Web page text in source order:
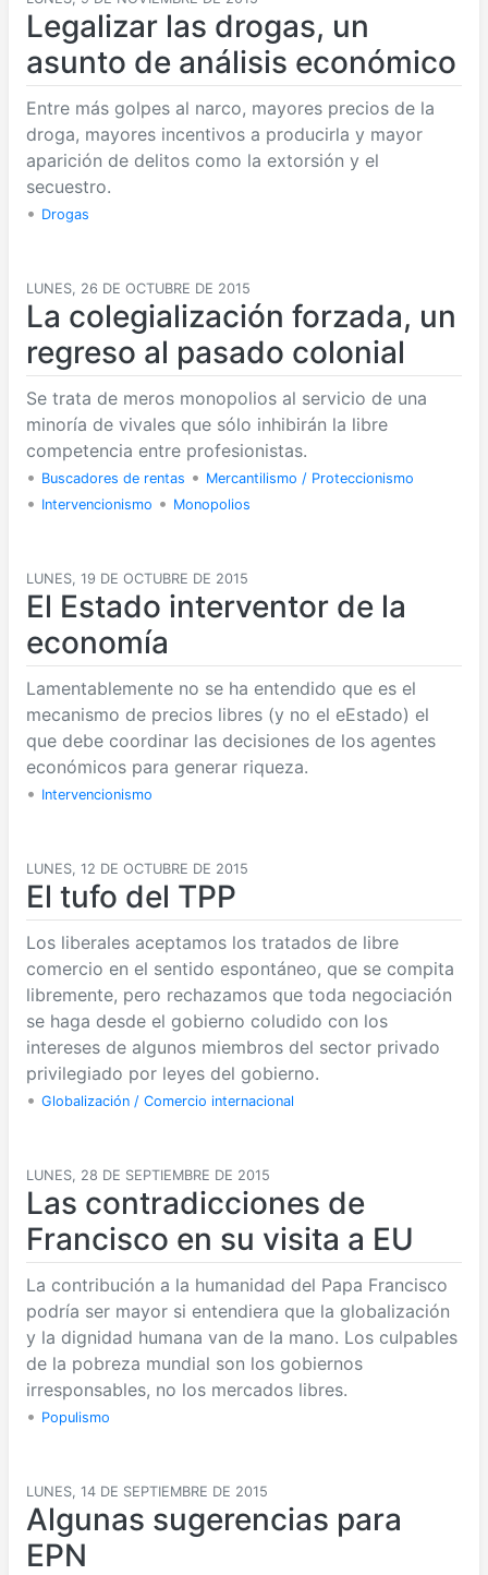
Legalizar las drogas, un
asunto de análisis económico
Entre más golpes al narco, mayores precios de la
droga, mayores incentivos a producirla y mayor
aparición de delitos como la extorsión y el
secuestro.
• Drogas
LUNES, 26 DE OCTUBRE DE 2015
La colegialización forzada, un
regreso al pasado colonial
Se trata de meros monopolios al servicio de una
minoría de vivales que sólo inhibirán la libre
competencia entre profesionistas.
• Buscadores de rentas • Mercantilismo / Proteccionismo
• Intervencionismo • Monopolios
LUNES, 19 DE OCTUBRE DE 2015
El Estado interventor de la
economía
Lamentablemente no se ha entendido que es el
mecanismo de precios libres (y no el eEstado) el
que debe coordinar las decisiones de los agentes
económicos para generar riqueza.
• Intervencionismo
LUNES, 12 DE OCTUBRE DE 2015
El tufo del TPP
Los liberales aceptamos los tratados de libre
comercio en el sentido espontáneo, que se compita
libremente, pero rechazamos que toda negociación
se haga desde el gobierno coludido con los
intereses de algunos miembros del sector privado
privilegiado por leyes del gobierno.
• Globalización / Comercio internacional
LUNES, 28 DE SEPTIEMBRE DE 2015
Las contradicciones de
Francisco en su visita a EU
La contribución a la humanidad del Papa Francisco
podría ser mayor si entendiera que la globalización
y la dignidad humana van de la mano. Los culpables
de la pobreza mundial son los gobiernos
irresponsables, no los mercados libres.
• Populismo
LUNES, 14 DE SEPTIEMBRE DE 2015
Algunas sugerencias para
EPN